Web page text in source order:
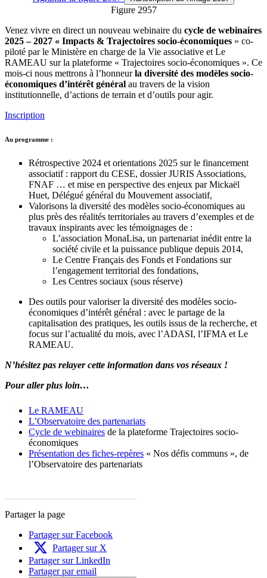
Figure 2957
Venez vivre en direct un nouveau webinaire du cycle de webinaires
2025 – 2027 « Impacts & Trajectoires socio-économiques » co-
piloté par le Ministère en charge de la Vie associative et Le
RAMEAU sur la plateforme « Trajectoires socio-économiques ». Ce
mois-ci nous mettrons à l’honneurla diversité des modèles socio-
économiques d’intérêt général au travers de la vision
institutionnelle, d’actions de terrain et d’outils pour agir.
Inscription
Au programme :
Rétrospective 2024 et orientations 2025 sur le financement
associatif : rapport du CESE, dossier JURIS Associations,
FNAF … et mise en perspective des enjeux par Mickaël
Huet, Délégué général du Mouvement associatif,
Valorisons la diversité des modèles socio-économiques au
plus près des réalités territoriales au travers d’exemples et de
travaux inspirants avec les témoignages de :
L’association MonaLisa, un partenariat inédit entre la
société civile et la puissance publique depuis 2014,
Le Centre Français des Fonds et Fondations sur
l’engagement territorial des fondations,
Les Centres sociaux (sous réserve)
Des outils pour valoriser la diversité des modèles socio-
économiques d’intérêt général : avec le partage de la
capitalisation des pratiques, les outils issus de la recherche, et
focus sur l’actualité du mois, avec l’ADASI, l’IFMA et Le
RAMEAU.
N’hésitez pas relayer cette information dans vos réseaux !
Pour aller plus loin…
Le RAMEAU
L’Observatoire des partenariats
Cycle de webinaires de la plateforme Trajectoires socio-
économiques
Présentation des fiches-repères « Nos défis communs », de
l’Observatoire des partenariats
Partager la page
Partager sur Facebook
Partager sur X
Partager sur LinkedIn
Partager par email